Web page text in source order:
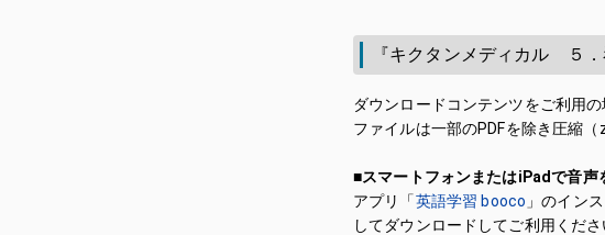
『キクタンメディカル ５．
ダウンロードコンテンツをご利用
ファイルは一部のPDFを除き圧縮（
■スマートフォンまたはiPadで音声
アプリ「英語学習 booco 」のイン
してダウンロードしてご利用くださ